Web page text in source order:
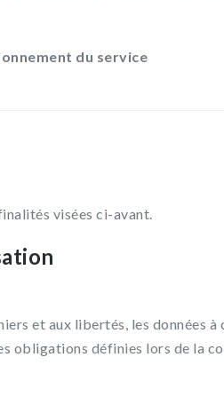
du service
visées ci-avant.
et aux libertés, les données à
obligations définies lors de la